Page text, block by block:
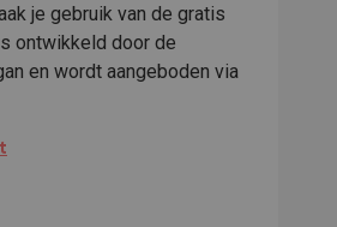
agent!:
je gebruik van de gratis
ontwikkeld door de
en wordt aangeboden via
PYTHON FOR BEGINNERS: